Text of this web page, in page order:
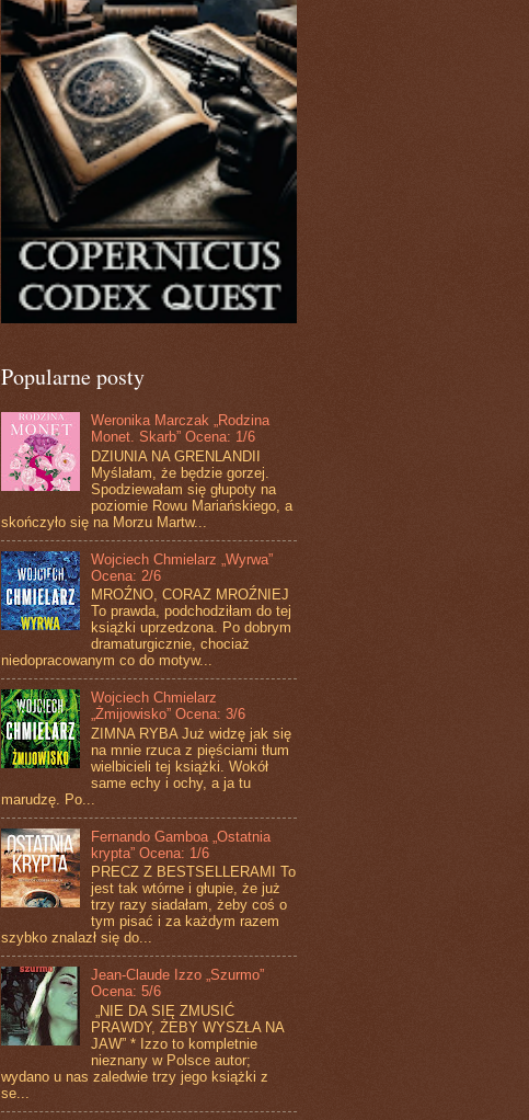
Popularne posty
Weronika Marczak „Rodzina
Monet. Skarb” Ocena: 1/6
DZIUNIA NA GRENLANDII
Myślałam, że będzie gorzej.
Spodziewałam się głupoty na
poziomie Rowu Mariańskiego, a
skończyło się na Morzu Martw...
Wojciech Chmielarz „Wyrwa”
Ocena: 2/6
MROŹNO, CORAZ MROŹNIEJ
To prawda, podchodziłam do tej
książki uprzedzona. Po dobrym
dramaturgicznie, chociaż
niedopracowanym co do motyw...
Wojciech Chmielarz
„Żmijowisko” Ocena: 3/6
ZIMNA RYBA Już widzę jak się
na mnie rzuca z pięściami tłum
wielbicieli tej książki. Wokół
same echy i ochy, a ja tu
marudzę. Po...
Fernando Gamboa „Ostatnia
krypta” Ocena: 1/6
PRECZ Z BESTSELLERAMI To
jest tak wtórne i głupie, że już
trzy razy siadałam, żeby coś o
tym pisać i za każdym razem
szybko znalazł się do...
Jean-Claude Izzo „Szurmo”
Ocena: 5/6
„NIE DA SIĘ ZMUSIĆ
PRAWDY, ŻEBY WYSZŁA NA
JAW” * Izzo to kompletnie
nieznany w Polsce autor;
wydano u nas zaledwie trzy jego książki z
se...